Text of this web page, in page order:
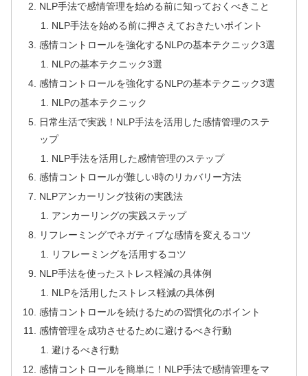
NLP手法で感情管理を始める前に知っておくべきこと
NLP手法を始める前に押さえておきたいポイント
感情コントロールを強化するNLPの基本テクニック3選
NLPの基本テクニック3選
感情コントロールを強化するNLPの基本テクニック3選
NLPの基本テクニック
日常生活で実践！NLP手法を活用した感情管理のステ
ップ
NLP手法を活用した感情管理のステップ
感情コントロールが難しい時のリカバリー方法
NLPアンカーリング技術の実践法
アンカーリングの実践ステップ
リフレーミングでネガティブな感情を変えるコツ
リフレーミングを活用するコツ
NLP手法を使ったストレス軽減の具体例
NLPを活用したストレス軽減の具体例
感情コントロールを続けるための習慣化のポイント
感情管理を成功させるために避けるべき行動
避けるべき行動
感情コントロールを簡単に！NLP手法で感情管理をマ